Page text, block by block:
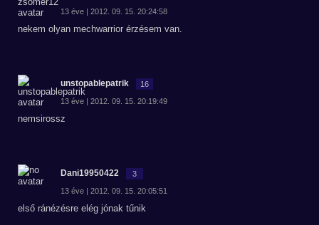
13 éve | 2012. 09. 15. 20:24:58
nekem olyan mechwarrior érzésem van.
unstopablepatrik 16
13 éve | 2012. 09. 15. 20:19:49
nemsirossz
Dani19950422 3
13 éve | 2012. 09. 15. 20:05:51
első ránézésre elég jónak tűnik